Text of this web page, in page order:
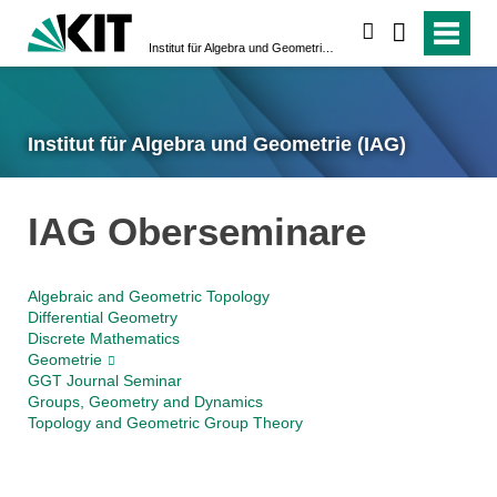
Institut für Algebra und Geometrie (IAG)
IAG Oberseminare
Algebraic and Geometric Topology
Differential Geometry
Discrete Mathematics
Geometrie
GGT Journal Seminar
Groups, Geometry and Dynamics
Topology and Geometric Group Theory